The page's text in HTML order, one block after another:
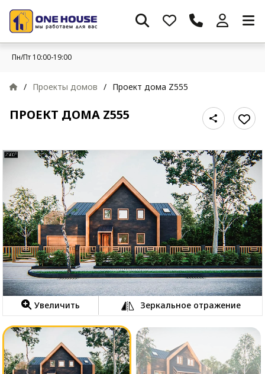
Пн/Пт 10:00-19:00
/ Проекты домов / Проект дома Z555
ПРОЕКТ ДОМА Z555
Увеличить Зеркальное отражение